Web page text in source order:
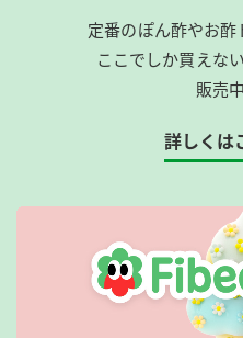
定番のぽん酢やお酢
ここでしか買えな
販売
詳しくは